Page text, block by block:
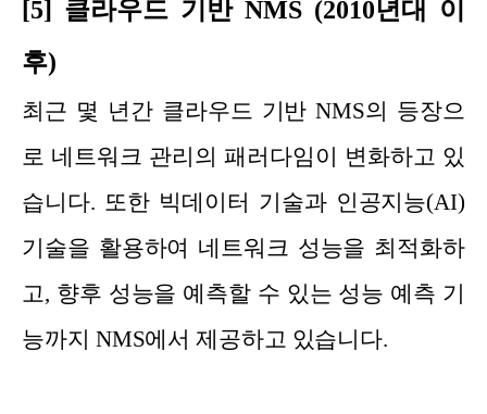
[5] 클라우드 기반 NMS (2010년대 이
후)
최근 몇 년간 클라우드 기반 NMS의 등장으
로 네트워크 관리의 패러다임이 변화하고 있
습니다. 또한 빅데이터 기술과 인공지능(AI)
기술을 활용하여 네트워크 성능을 최적화하
고, 향후 성능을 예측할 수 있는 성능 예측 기
능까지 NMS에서 제공하고 있습니다.